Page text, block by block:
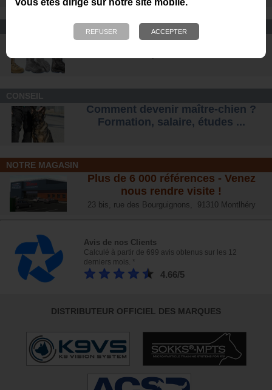
vous êtes dirigé sur notre site mobile.
CONFORT ET SÉCURITÉ
Chaussures Ranger et
.
Comment devenir maître-chien ?
Formation, salaire, études ...
NOTRE MAGASIN
Plus de 6 000 références - Venez
nous rendre visite !
23 bis, rue des Bourguignons, 91310 Montlhéry
Avis de nos Clients
Calculé à partir de 699 avis obtenus sur les 12
derniers mois. *
4.66/5
DISTRIBUTEUR OFFICIEL DES MARQUES